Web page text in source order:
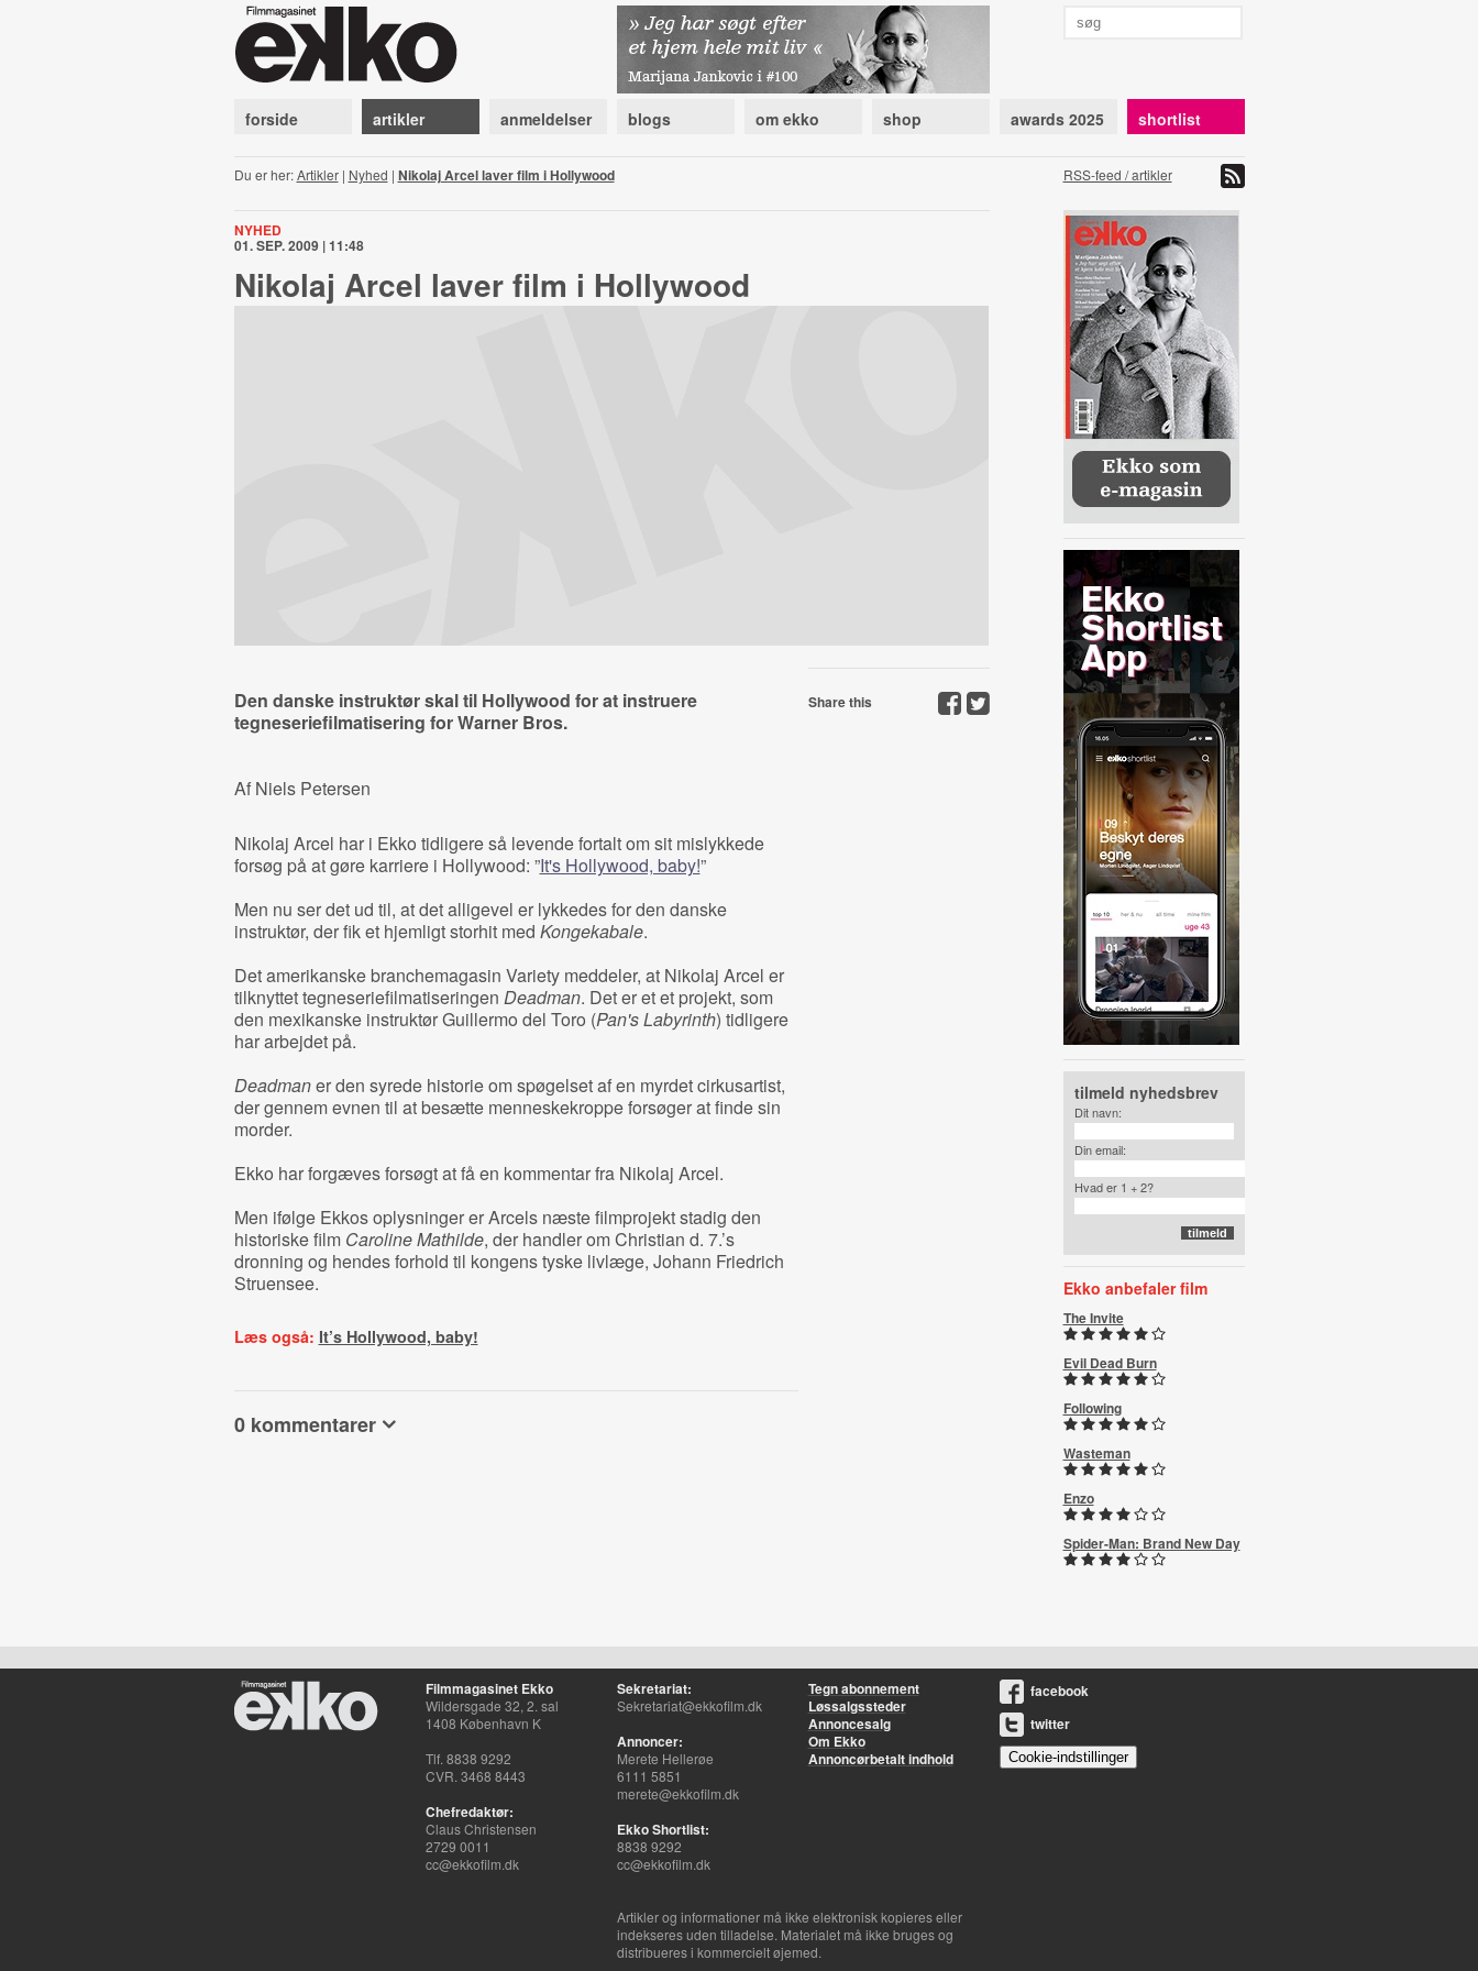
forside artikler anmeldelser blogs om ekko shop awards 2025 shortlist
Du er her:Artikler| Nyhed | Nikolaj Arcel laver film i Hollywood RSS-feed / artikler
NYHED
01. SEP. 2009 | 11:48
Nikolaj Arcel laver film i Hollywood
Den danske instruktør skal til Hollywood for at instruere
tegneseriefilmatisering for Warner Bros.
Af Niels Petersen
Nikolaj Arcel har i Ekko tidligere så levende fortalt om sit mislykkede
forsøg på at gøre karriere i Hollywood: ”It's Hollywood, baby!”
Men nu ser det ud til, at det alligevel er lykkedes for den danske
instruktør, der fik et hjemligt storhit med Kongekabale.
Det amerikanske branchemagasin Variety meddeler, at Nikolaj Arcel er
tilknyttet tegneseriefilmatiseringen Deadman. Det er et et projekt, som
den mexikanske instruktør Guillermo del Toro (Pan's Labyrinth) tidligere
har arbejdet på.
Deadmaner den syrede historie om spøgelset af en myrdet cirkusartist,
der gennem evnen til at besætte menneskekroppe forsøger at finde sin
morder.
Ekko har forgæves forsøgt at få en kommentar fra Nikolaj Arcel.
Men ifølge Ekkos oplysninger er Arcels næste filmprojekt stadig den
historiske film Caroline Mathilde, der handler om Christian d. 7.’s
dronning og hendes forhold til kongens tyske livlæge, Johann Friedrich
Struensee.
Læs også: It’s Hollywood, baby!
0 kommentarer
Share this
tilmeld nyhedsbrev
Dit navn:
Din email:
Hvad er 1 + 2?
Ekko anbefaler film
The Invite
Evil Dead Burn
Following
Wasteman
Enzo
Spider-Man: Brand New Day
Filmmagasinet Ekko
Wildersgade 32, 2. sal
1408 København K
Tlf. 8838 9292
CVR. 3468 8443
Chefredaktør:
Claus Christensen
2729 0011
cc@ekkofilm.dk
Sekretariat:
Sekretariat@ekkofilm.dk
Annoncer:
Merete Hellerøe
6111 5851
merete@ekkofilm.dk
Ekko Shortlist:
8838 9292
cc@ekkofilm.dk
Tegn abonnement
Løssalgssteder
Annoncesalg
Om Ekko
Annoncørbetalt indhold
facebook
twitter
Cookie-indstillinger
Artikler og informationer må ikke elektronisk kopieres eller
indekseres uden tilladelse. Materialet må ikke bruges og
distribueres i kommercielt øjemed.